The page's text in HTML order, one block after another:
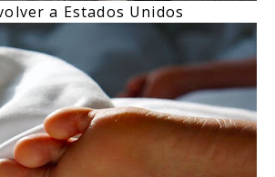
a Estados Unidos